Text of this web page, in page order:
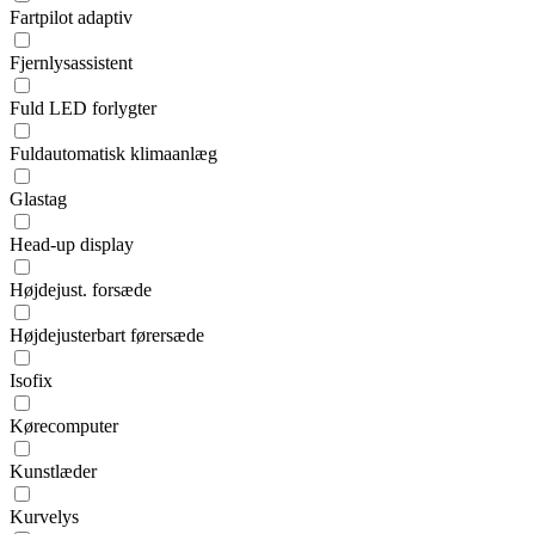
Fartpilot adaptiv
Fjernlysassistent
Fuld LED forlygter
Fuldautomatisk klimaanlæg
Glastag
Head-up display
Højdejust. forsæde
Højdejusterbart førersæde
Isofix
Kørecomputer
Kunstlæder
Kurvelys